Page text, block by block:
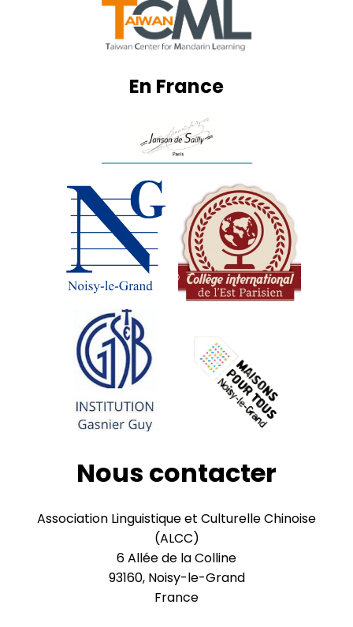
En France
Nous contacter
Association Linguistique et Culturelle Chinoise
(ALCC)
6 Allée de la Colline
93160, Noisy-le-Grand
France